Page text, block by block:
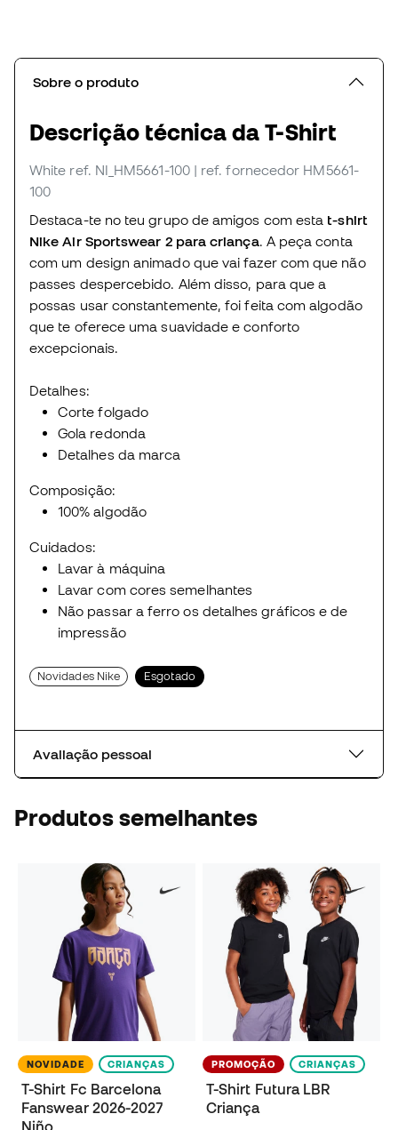
Sobre o produto
Descrição técnica da T-Shirt
White ref. NI_HM5661-100 | ref. fornecedor HM5661-
100
Destaca-te no teu grupo de amigos com esta t-shirt
Nike Air Sportswear 2 para criança. A peça conta
com um design animado que vai fazer com que não
passes despercebido. Além disso, para que a
possas usar constantemente, foi feita com algodão
que te oferece uma suavidade e conforto
excepcionais.
Detalhes:
Corte folgado
Gola redonda
Detalhes da marca
Composição:
100% algodão
Cuidados:
Lavar à máquina
Lavar com cores semelhantes
Não passar a ferro os detalhes gráficos e de
impressão
Novidades Nike Esgotado
Avaliação pessoal
Produtos semelhantes
NOVIDADE CRIANÇAS
T-Shirt Fc Barcelona
Fanswear 2026-2027
Niño
PROMOÇÃO CRIANÇAS
T-Shirt Futura LBR
Criança